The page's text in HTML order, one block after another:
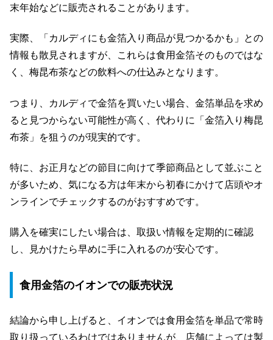
末年始などに販売されることがあります。
実際、「カルディにも金箔入り商品が見つかるかも」との
情報も散見されますが、これらは食用金箔そのものではな
く、梅昆布茶などの飲料への仕込みとなります。
つまり、カルディで金箔を買いたい場合、金箔単品を求め
ると見つからない可能性が高く、代わりに「金箔入り梅昆
布茶」を狙うのが現実的です。
特に、お正月などの節目に向けて季節商品として並ぶこと
が多いため、気になる方は年末から初春にかけて店頭やオ
ンラインでチェックするのがおすすめです。
購入を確実にしたい場合は、取扱い情報を定期的に確認
し、見かけたら早めに手に入れるのが安心です。
食用金箔のイオンでの販売状況
結論から申し上げると、イオンでは食用金箔を単品で常時
取り扱っているわけではありませんが、店舗によっては製